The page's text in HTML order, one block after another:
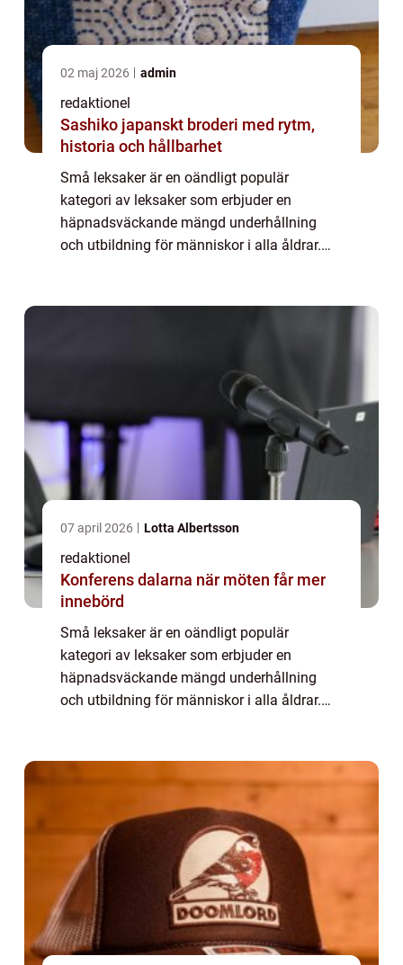
02 maj 2026 admin
redaktionel
Sashiko japanskt broderi med rytm,
historia och hållbarhet
Små leksaker är en oändligt populär
kategori av leksaker som erbjuder en
häpnadsväckande mängd underhållning
och utbildning för människor i alla åldrar.
07 april 2026 Lotta Albertsson
redaktionel
Konferens dalarna när möten får mer
innebörd
Små leksaker är en oändligt populär
kategori av leksaker som erbjuder en
häpnadsväckande mängd underhållning
och utbildning för människor i alla åldrar.